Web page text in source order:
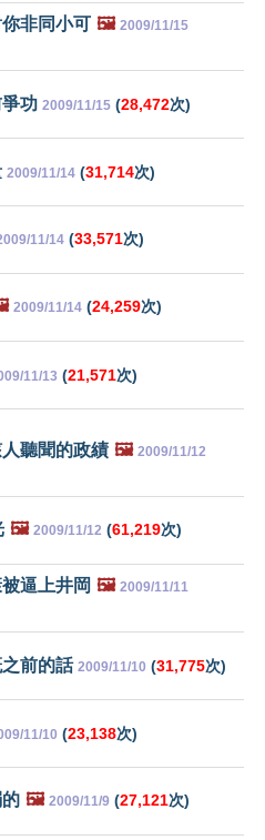
非同小可 🖼️ 2009/11/15
功 2009/11/15 (28,472次)
2009/11/14 (31,714次)
11/14 (33,571次)
2009/11/14 (24,259次)
11/13 (21,571次)
聽聞的政績 🖼️ 2009/11/12
🖼️ 2009/11/12 (61,219次)
逼上井岡 🖼️ 2009/11/11
前的話 2009/11/10 (31,775次)
11/10 (23,138次)
🖼️ 2009/11/9 (27,121次)